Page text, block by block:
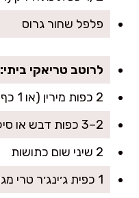
פלפל שחור גרוס
לרוטב טריאקי ביתי:
2 כפות מירין (או 1 כף חומץ אורז + 1 כף מים)
2–3 כפות דבש או סילאן
2 שיני שום כתושות
1 כפית ג׳ינג׳ר טרי מגורר